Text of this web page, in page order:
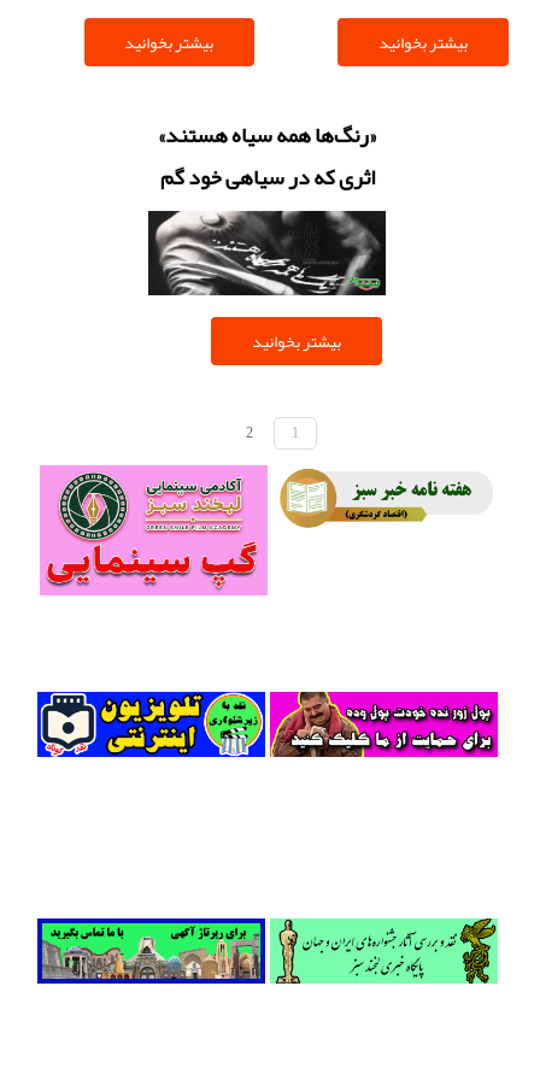
بیشتر بخوانید بیشتر بخوانید
«رنگ‌ها همه سیاه هستند»
اثری که در سیاهی خود گم
شد
بیشتر بخوانید
1
2